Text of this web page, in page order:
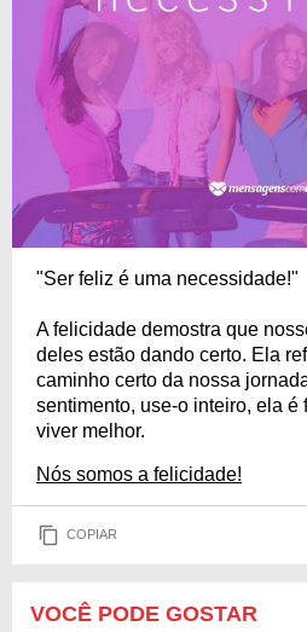
"Ser feliz é uma necessidade!"
A felicidade demostra que
deles estão dando certo. Ela
caminho certo da nossa
sentimento, use-o inteiro, ela é
viver melhor.
Nós somos a felicidade!
COPIAR
VOCÊ PODE GOSTAR